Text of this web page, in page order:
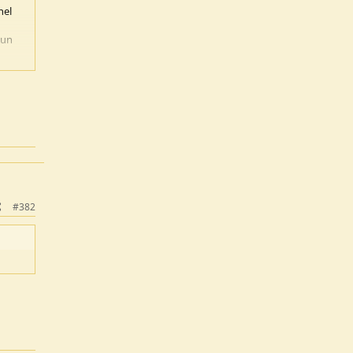
ed
#382